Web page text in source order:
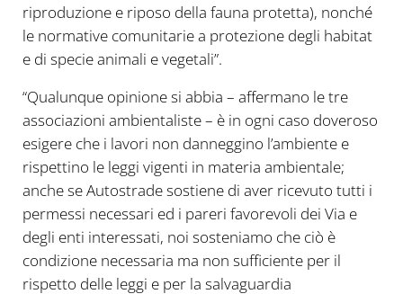
riproduzione e riposo della fauna protetta), nonché
le normative comunitarie a protezione degli habitat
e di specie animali e vegetali”.
“Qualunque opinione si abbia – affermano le tre
associazioni ambientaliste – è in ogni caso doveroso
esigere che i lavori non danneggino l’ambiente e
rispettino le leggi vigenti in materia ambientale;
anche se Autostrade sostiene di aver ricevuto tutti i
permessi necessari ed i pareri favorevoli dei Via e
degli enti interessati, noi sosteniamo che ciò è
condizione necessaria ma non sufficiente per il
rispetto delle leggi e per la salvaguardia